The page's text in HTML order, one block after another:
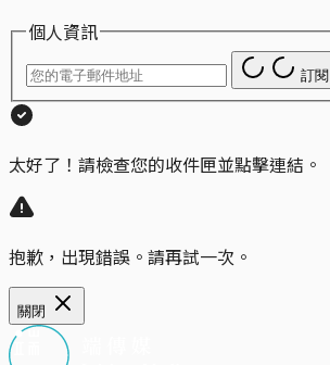
個人資訊
訂閱
太好了！請檢查您的收件匣並點擊連結。
抱歉，出現錯誤。請再試一次。
關閉